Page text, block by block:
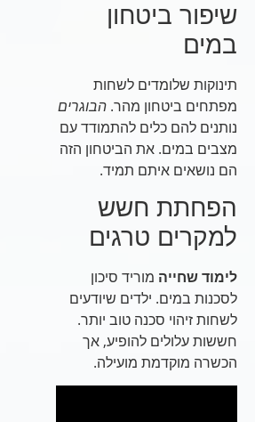
שיפור ביטחון
במים
תינוקות שלומדים לשחות
מפתחים ביטחון מהר.הבוגרים
נותנים להם כלים להתמודד עם
מצבים במים. את הביטחון הזה
הם נושאים איתם תמיד.
הפחתת חשש
למקרים טרגים
לימוד שחייהמוריד סיכון
לסכנות במים. ילדים שיודעים
לשחות זיהוי סכנה טוב יותר.
חששות עלולים להופיע, אך
הכשרה מוקדמת מועילה.